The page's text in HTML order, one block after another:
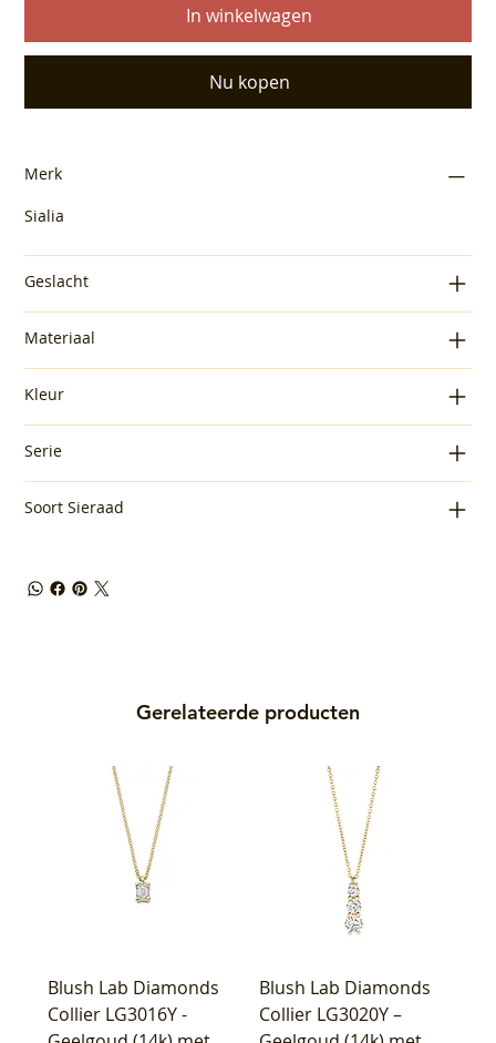
In winkelwagen
Nu kopen
Merk
Sialia
Geslacht
Materiaal
Kleur
Serie
Soort Sieraad
Gerelateerde producten
Blush Lab Diamonds
Collier LG3016Y -
Blush Lab Diamonds
Collier LG3020Y –